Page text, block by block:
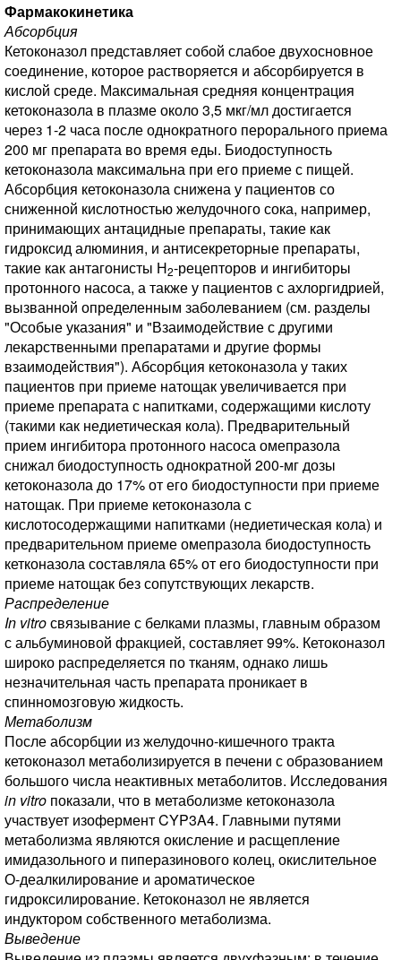
Фармакокинетика
Абсорбция
Кетоконазол представляет собой слабое двухосновное
соединение, которое растворяется и абсорбируется в
кислой среде. Максимальная средняя концентрация
кетоконазола в плазме около 3,5 мкг/мл достигается
через 1-2 часа после однократного перорального приема
200 мг препарата во время еды. Биодоступность
кетоконазола максимальна при его приеме с пищей.
Абсорбция кетоконазола снижена у пациентов со
сниженной кислотностью желудочного сока, например,
принимающих антацидные препараты, такие как
гидроксид алюминия, и антисекреторные препараты,
такие как антагонисты Н2-рецепторов и ингибиторы
протонного насоса, а также у пациентов с ахлоргидрией,
вызванной определенным заболеванием (см. разделы
"Особые указания" и "Взаимодействие с другими
лекарственными препаратами и другие формы
взаимодействия"). Абсорбция кетоконазола у таких
пациентов при приеме натощак увеличивается при
приеме препарата с напитками, содержащими кислоту
(такими как недиетическая кола). Предварительный
прием ингибитора протонного насоса омепразола
снижал биодоступность однократной 200-мг дозы
кетоконазола до 17% от его биодоступности при приеме
натощак. При приеме кетоконазола с
кислотосодержащими напитками (недиетическая кола) и
предварительном приеме омепразола биодоступность
кетконазола составляла 65% от его биодоступности при
приеме натощак без сопутствующих лекарств.
Распределение
In vitroсвязывание с белками плазмы, главным образом
с альбуминовой фракцией, составляет 99%. Кетоконазол
широко распределяется по тканям, однако лишь
незначительная часть препарата проникает в
спинномозговую жидкость.
Метаболизм
После абсорбции из желудочно-кишечного тракта
кетоконазол метаболизируется в печени с образованием
большого числа неактивных метаболитов. Исследования
in vitro показали, что в метаболизме кетоконазола
участвует изофермент CYP3A4. Главными путями
метаболизма являются окисление и расщепление
имидазольного и пиперазинового колец, окислительное
О-деалкилирование и ароматическое
гидроксилирование. Кетоконазол не является
индуктором собственного метаболизма.
Выведение